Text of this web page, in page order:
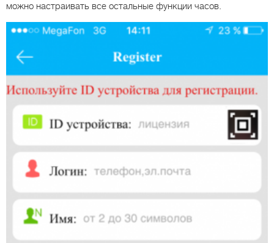
можно настраивать все остальные функции часов.